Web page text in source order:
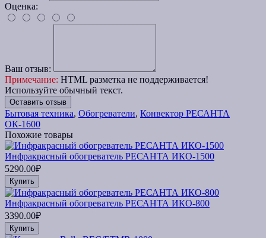
Оценка:
Ваш отзыв:
Примечание: HTML разметка не поддерживается!
Используйте обычный текст.
Оставить отзыв
Бытовая техника, Обогреватели, Конвектор РЕСАНТА
ОК-1600
Похожие товары
Инфракрасный обогреватель РЕСАНТА ИКО-1500
5290.00₽
Купить
Инфракрасный обогреватель РЕСАНТА ИКО-800
3390.00₽
Купить